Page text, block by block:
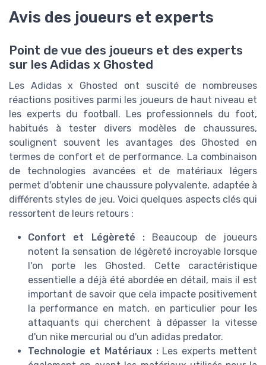
Avis des joueurs et experts
Point de vue des joueurs et des experts
sur les Adidas x Ghosted
Les Adidas x Ghosted ont suscité de nombreuses
réactions positives parmi les joueurs de haut niveau et
les experts du football. Les professionnels du foot,
habitués à tester divers modèles de chaussures,
soulignent souvent les avantages des Ghosted en
termes de confort et de performance. La combinaison
de technologies avancées et de matériaux légers
permet d'obtenir une chaussure polyvalente, adaptée à
différents styles de jeu. Voici quelques aspects clés qui
ressortent de leurs retours :
Confort et Légèreté : Beaucoup de joueurs
notent la sensation de légèreté incroyable lorsque
l'on porte les Ghosted. Cette caractéristique
essentielle a déjà été abordée en détail, mais il est
important de savoir que cela impacte positivement
la performance en match, en particulier pour les
attaquants qui cherchent à dépasser la vitesse
d'un nike mercurial ou d'un adidas predator.
Technologie et Matériaux :Les experts mettent